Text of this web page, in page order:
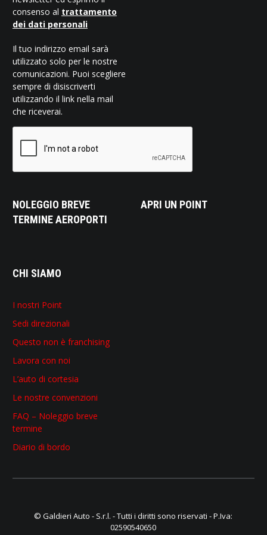
consenso al trattamento
dei dati personali
Il tuo indirizzo email sarà
utilizzato solo per le nostre
comunicazioni. Puoi scegliere
sempre di disiscriverti
utilizzando il link nella mail
che riceverai.
NOLEGGIO BREVE
TERMINE AEROPORTI
APRI UN POINT
CHI SIAMO
I nostri Point
Sedi direzionali
Questo non è franchising
Lavora con noi
L’auto di cortesia
Le nostre convenzioni
FAQ – Noleggio breve
termine
Diario di bordo
© Galdieri Auto - S.r.l. - Tutti i diritti sono riservati - P.Iva:
02590540650